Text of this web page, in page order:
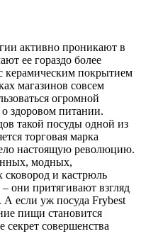
активно проникают в
ее гораздо более
керамическим покрытием
магазинов совсем
огромной
о здоровом питании.
такой посуды одной из
торговая марка
настоящую революцию.
модных,
сковород и кастрюль
они притягивают взгляд
А если уж посуда Frybest
пищи становится
совершенства